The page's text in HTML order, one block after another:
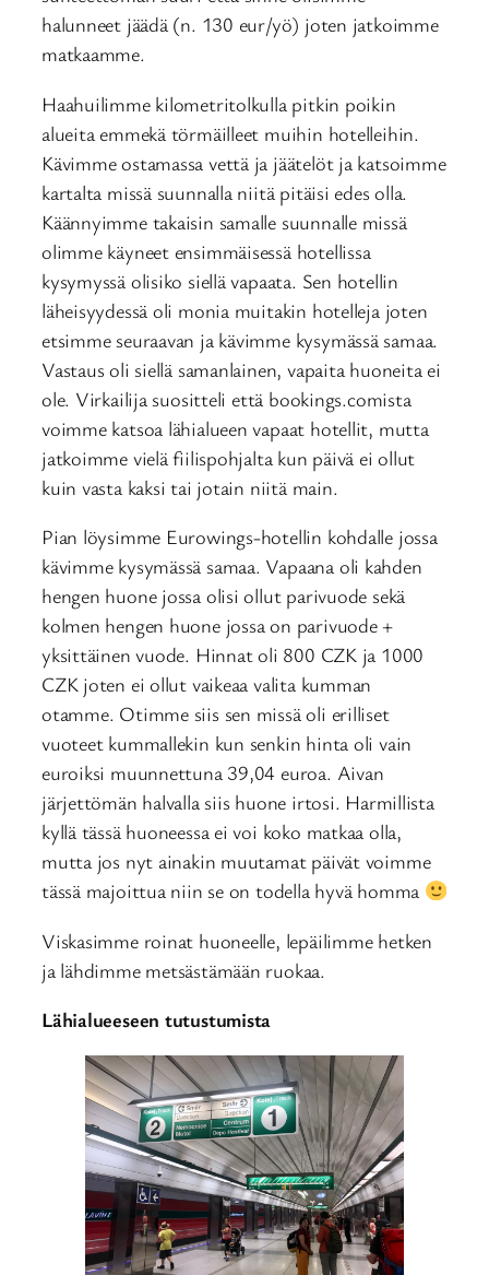
halunneet jäädä (n. 130 eur/yö) joten jatkoimme
matkaamme.
Haahuilimme kilometritolkulla pitkin poikin
alueita emmekä törmäilleet muihin hotelleihin.
Kävimme ostamassa vettä ja jäätelöt ja katsoimme
kartalta missä suunnalla niitä pitäisi edes olla.
Käännyimme takaisin samalle suunnalle missä
olimme käyneet ensimmäisessä hotellissa
kysymyssä olisiko siellä vapaata. Sen hotellin
läheisyydessä oli monia muitakin hotelleja joten
etsimme seuraavan ja kävimme kysymässä samaa.
Vastaus oli siellä samanlainen, vapaita huoneita ei
ole. Virkailija suositteli että bookings.comista
voimme katsoa lähialueen vapaat hotellit, mutta
jatkoimme vielä fiilispohjalta kun päivä ei ollut
kuin vasta kaksi tai jotain niitä main.
Pian löysimme Eurowings-hotellin kohdalle jossa
kävimme kysymässä samaa. Vapaana oli kahden
hengen huone jossa olisi ollut parivuode sekä
kolmen hengen huone jossa on parivuode +
yksittäinen vuode. Hinnat oli 800 CZK ja 1000
CZK joten ei ollut vaikeaa valita kumman
otamme. Otimme siis sen missä oli erilliset
vuoteet kummallekin kun senkin hinta oli vain
euroiksi muunnettuna 39,04 euroa. Aivan
järjettömän halvalla siis huone irtosi. Harmillista
kyllä tässä huoneessa ei voi koko matkaa olla,
mutta jos nyt ainakin muutamat päivät voimme
tässä majoittua niin se on todella hyvä homma
Viskasimme roinat huoneelle, lepäilimme hetken
ja lähdimme metsästämään ruokaa.
Lähialueeseen tutustumista